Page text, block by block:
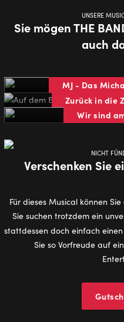
UNSERE
Sie mögen THE
auch
MJ - Das
Zurück in die
Wir sind
NICHT
Verschenken Sie
Für dieses Musical können
Sie suchen trotzdem ein
stattdessen doch einfach einen
Sie so Vorfreude auf